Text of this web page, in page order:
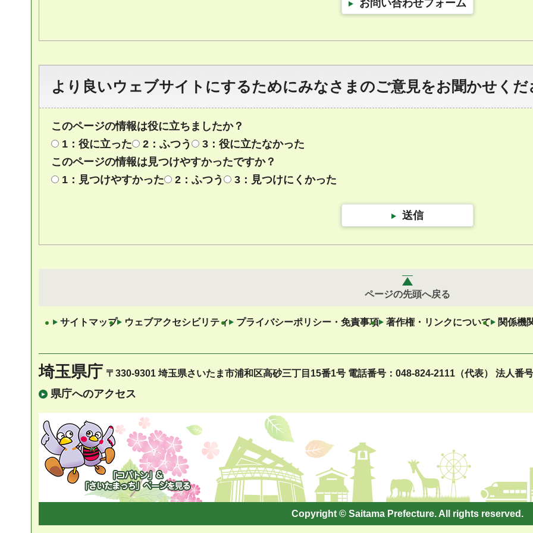
お問い合わせフォーム
より良いウェブサイトにするためにみなさまのご意見をお聞かせくだ
このページの情報は役に立ちましたか？
1：役に立った
2：ふつう
3：役に立たなかった
このページの情報は見つけやすかったですか？
1：見つけやすかった
2：ふつう 3：見つけにくかった
送信
ページの先頭へ戻る
サイトマップ ウェブアクセシビリティ プライバシーポリシー・免責事項 著作権・リンクについて 関係機
埼玉県庁
県庁へのアクセス
〒330-9301 埼玉県さいたま市浦和区高砂三丁目15番1号 電話番号：048-824-2111（代表） 法人番
「コバトン」&「さい
たまっち」
Copyright © Saitama Prefecture. All rights reserved.